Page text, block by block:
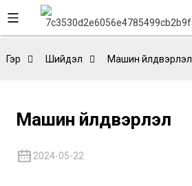
Гэр Шийдэл Машин үйлдвэрлэл
Машин үйлдвэрлэл
2024-05-22